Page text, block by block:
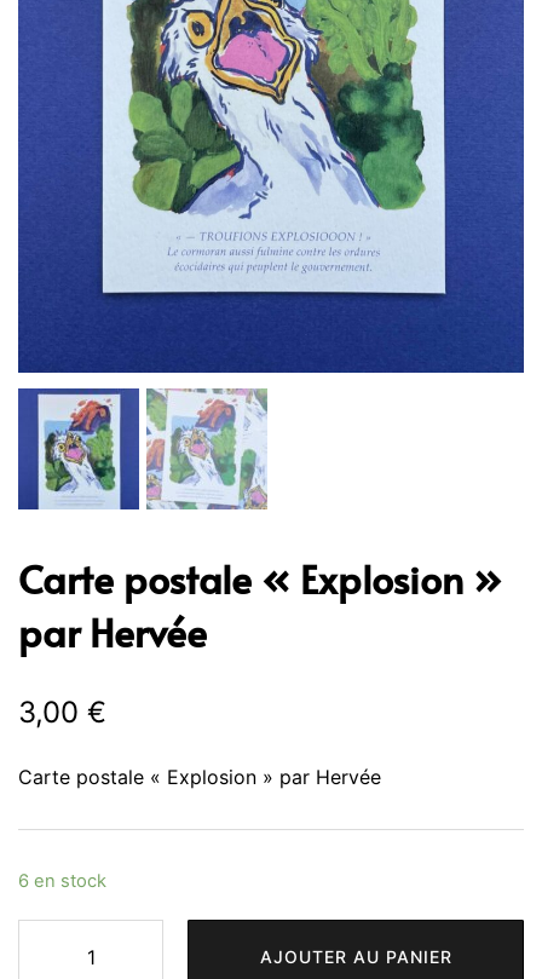
Carte postale « Explosion »
par Hervée
3,00 €
Carte postale « Explosion » par Hervée
6 en stock
AJOUTER AU PANIER